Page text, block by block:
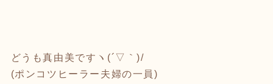
どうも真由美ですヽ(´▽｀)/
(ポンコツヒーラー夫婦の一員)